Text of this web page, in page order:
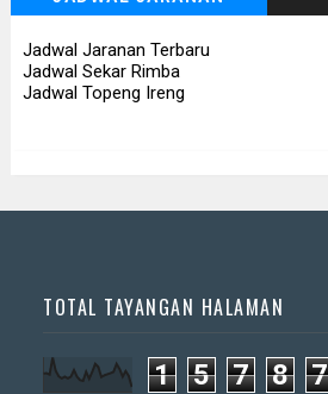
Jadwal Jaranan Terbaru
Jadwal Sekar Rimba
Jadwal Topeng Ireng
TOTAL TAYANGAN HALAMAN
1 5 7 8 7